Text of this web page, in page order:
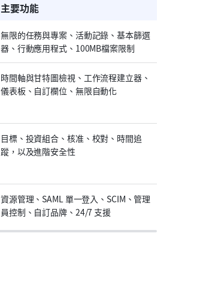
主要功能
無限的任務與專案、活動記錄、基本篩選
器、行動應用程式、100MB檔案限制
時間軸與甘特圖檢視、工作流程建立器、
儀表板、自訂欄位、無限自動化
目標、投資組合、核准、校對、時間追
蹤，以及進階安全性
資源管理、SAML 單一登入、SCIM、管理
員控制、自訂品牌、24/7 支援